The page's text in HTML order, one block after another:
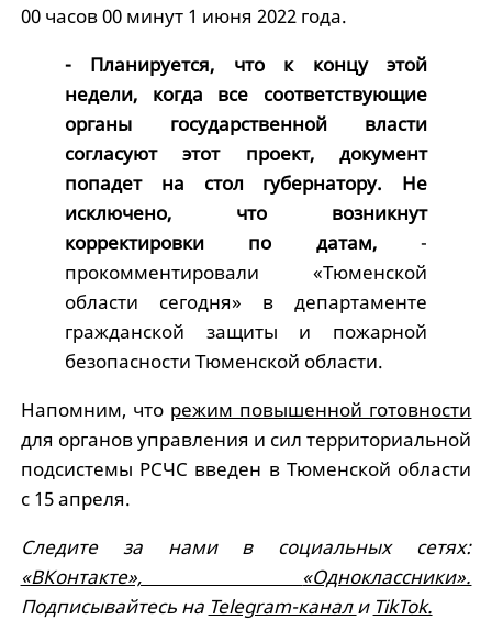
00 часов 00 минут 1 июня 2022 года.
- Планируется, что к концу этой
недели, когда все соответствующие
органы государственной власти
согласуют этот проект, документ
попадет на стол губернатору. Не
исключено, что возникнут
корректировки по датам,-
прокомментировали «Тюменской
области сегодня» в департаменте
гражданской защиты и пожарной
безопасности Тюменской области.
Напомним, что режим повышенной готовности
для органов управления и сил территориальной
подсистемы РСЧС введен в Тюменской области
с 15 апреля.
Следите за нами в социальных сетях:
«ВКонтакте», «Одноклассники».
Подписывайтесь на Telegram-канали TikTok.